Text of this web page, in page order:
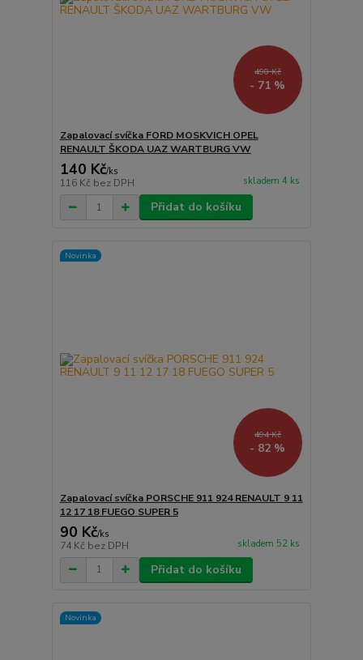
490 Kč
- 71 %
Zapalovací svíčka FORD MOSKVICH OPEL
RENAULT ŠKODA UAZ WARTBURG VW
140 Kč/ks
116 Kč bez DPH skladem 4 ks
Přidat do košíku
Novinka
494 Kč
- 82 %
Zapalovací svíčka PORSCHE 911 924 RENAULT 9 11
12 17 18 FUEGO SUPER 5
90 Kč/ks
74 Kč bez DPH skladem 52 ks
Přidat do košíku
Novinka